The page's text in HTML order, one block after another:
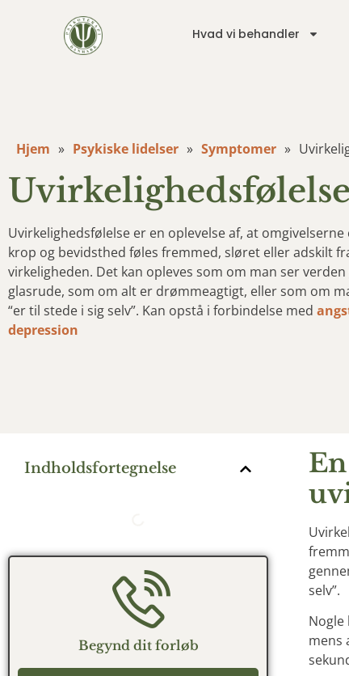
Hvad vi behandler
Hjem » Psykiske lidelser » Symptomer »
Uvirkelighedsfølelse
Uvirkelighedsfølelse er en oplevelse af, at omgivelserne
krop og bevidsthed føles fremmed, sløret eller adskilt
virkeligheden. Det kan opleves som om man ser
glasrude, som om alt er drømmeagtigt, eller som om
“er til stede i sig selv”. Kan opstå i forbindelse med
depression
Indholdsfortegnelse
Begynd dit forløb
selv”.
mens